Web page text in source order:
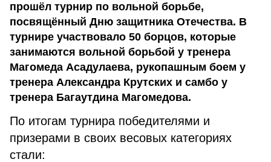
прошёл турнир по вольной борьбе,
посвящённый Дню защитника Отечества. В
турнире участвовало 50 борцов, которые
занимаются вольной борьбой у тренера
Магомеда Асадулаева, рукопашным боем у
тренера Александра Крутских и самбо у
тренера Багаутдина Магомедова.
По итогам турнира победителями и
призерами в своих весовых категориях
стали: